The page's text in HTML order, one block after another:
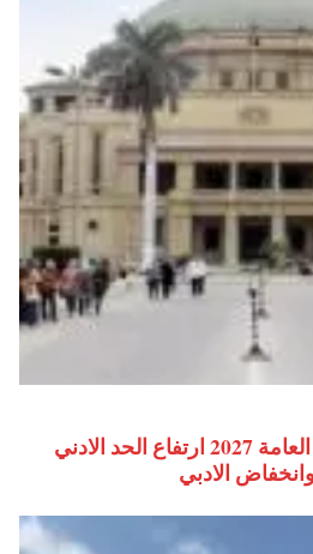
مؤشرات تنسيق الثانوية العامة 2027 ارتفاع الحد الادني
الادبي